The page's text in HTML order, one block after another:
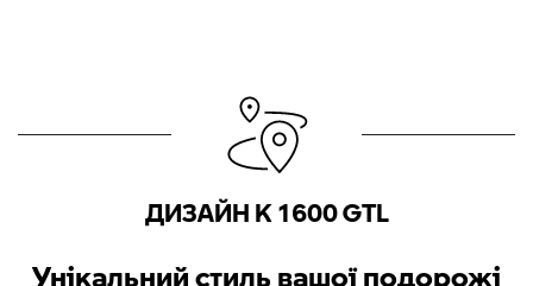
ДИЗАЙН K 1600 GTL
Унікальний стиль вашої подорожі